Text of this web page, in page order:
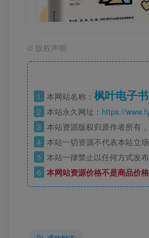
© 版权声明
1 本网站名称： 枫叶电子
2 本站永久网址： https://
3 本站资源版权归原作者所有
4 本站一切资源不代表本站立
5 本站一律禁止以任何方式发
6 本网站资源价格不是商品价